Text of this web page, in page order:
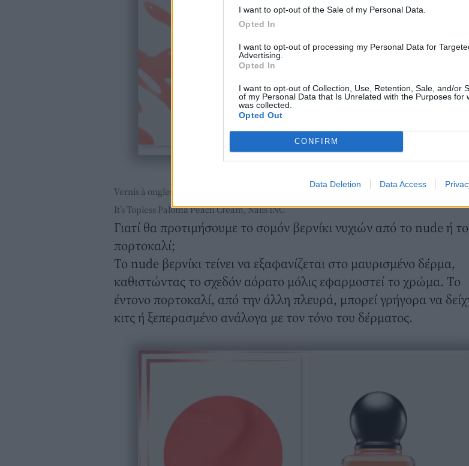
I want to opt-out of the Sale of my Personal Data.
Opted In
I want to opt-out of processing my Personal Data for
Advertising.
Opted In
I want to opt-out of Collection, Use, Retention, Sale, and/or
of my Personal Data that Is Unrelated with the Purposes for
was collected.
Opted Out
CONFIRM
Data Deletion Data Access
Vernis à ongles Green™ Glacé Jelly, Manucurist
It’s Topless Paloma Peach Cream, Nails INC
Γιατί θα προτιμήσουμε το σομόν βερνίκι νυχιών από το nude ή το
πορτοκαλί;
Το nude βερνίκι τείνει να εξαφανίζεται στο μαυρισμένο δέρμα,
καθιστώντας το σχεδόν αόρατο μόλις εφαρμοστεί το χρώμα. Το
έντονο πορτοκαλί, από την άλλη πλευρά, μπορεί γρήγορα να
κιτς ή ξεπερασμένο ανάλογα με τον τόνο του δέρματος.